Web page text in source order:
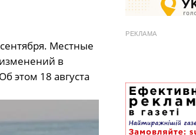
Местные
в
этом 18 августа
РЕКЛАМА